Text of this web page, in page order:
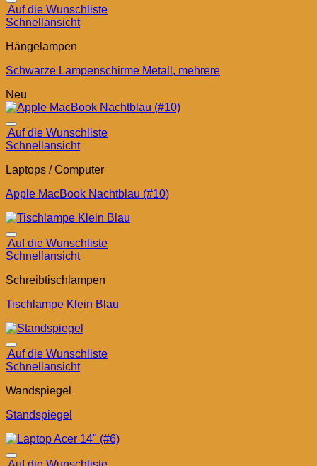
Auf die Wunschliste
Schnellansicht
Hängelampen
Schwarze Lampenschirme Metall, mehrere
Neu
Auf die Wunschliste
Schnellansicht
Laptops / Computer
Apple MacBook Nachtblau (#10)
Auf die Wunschliste
Schnellansicht
Schreibtischlampen
Tischlampe Klein Blau
Auf die Wunschliste
Schnellansicht
Wandspiegel
Standspiegel